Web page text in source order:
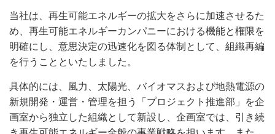
当社は、再生可能エネルギーの拡大をさらに加速させるた
め、再生可能エネルギーカンパニーにおける機能と権限を
明確にし、意思決定の迅速化を図る体制として、組織再編
を行うことといたしました。
具体的には、風力、太陽光、バイオマスおよび地熱電源の
新規開発・運営・管理を担う「プロジェクト推進部」を企
画室から独立した組織として新設し、企画室では、引き続